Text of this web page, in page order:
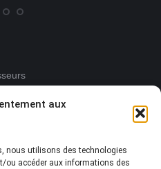
aux
nous utilisons des technologies
ou accéder aux informations des
(OFB)